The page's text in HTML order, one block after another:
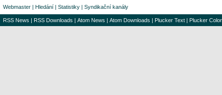
Webmaster | Hledání | Statistiky | Syndikační kanály
RSS News | RSS Downloads | Atom News | Atom Downloads | Plucker Text | Plucker Color